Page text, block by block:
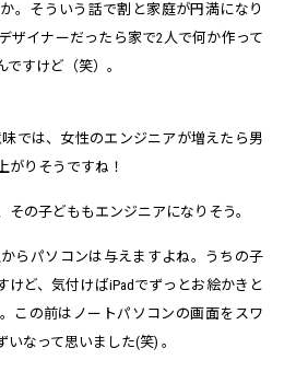
。そういう話で割と家庭が円満になり
ザイナーだったら家で2人で何か作って
すけど（笑）。
では、女性のエンジニアが増えたら男
がりそうですね！
その子どももエンジニアになりそう。
らパソコンは与えますよね。うちの子
けど、気付けばiPadでずっとお絵かきと
この前はノートパソコンの画面をスワ
なって思いました(笑) 。